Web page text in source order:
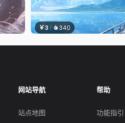
￥3 340
网站导航
站点地图
帮助
功能指引